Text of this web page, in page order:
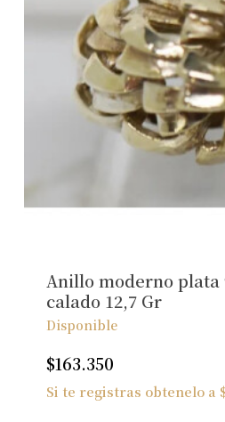
Anillo moderno plata
calado 12,7 Gr
Disponible
$163.350
Si te registras obtenelo a